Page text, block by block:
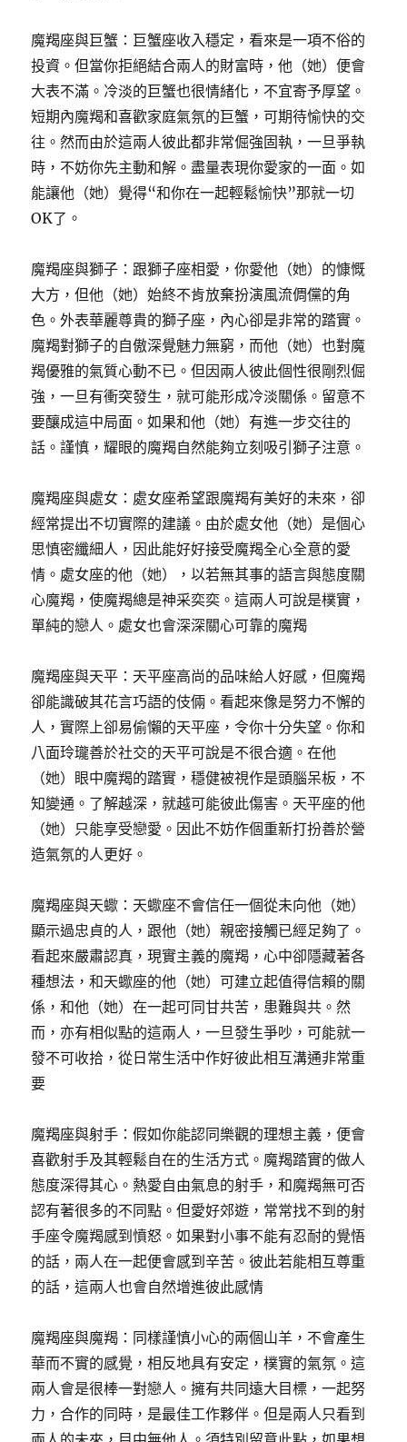
魔羯座與巨蟹：巨蟹座收入穩定，看來是一項不俗的
投資。但當你拒絕結合兩人的財富時，他（她）便會
大表不滿。冷淡的巨蟹也很情緒化，不宜寄予厚望。
短期內魔羯和喜歡家庭氣氛的巨蟹，可期待愉快的交
往。然而由於這兩人彼此都非常倔強固執，一旦爭執
時，不妨你先主動和解。盡量表現你愛家的一面。如
能讓他（她）覺得“和你在一起輕鬆愉快”那就一切
OK了。
魔羯座與獅子：跟獅子座相愛，你愛他（她）的慷慨
大方，但他（她）始終不肯放棄扮演風流倜儻的角
色。外表華麗尊貴的獅子座，內心卻是非常的踏實。
魔羯對獅子的自傲深覺魅力無窮，而他（她）也對魔
羯優雅的氣質心動不已。但因兩人彼此個性很剛烈倔
強，一旦有衝突發生，就可能形成冷淡關係。留意不
要釀成這中局面。如果和他（她）有進一步交往的
話。謹慎，耀眼的魔羯自然能夠立刻吸引獅子注意。
魔羯座與處女：處女座希望跟魔羯有美好的未來，卻
經常提出不切實際的建議。由於處女他（她）是個心
思慎密纖細人，因此能好好接受魔羯全心全意的愛
情。處女座的他（她），以若無其事的語言與態度關
心魔羯，使魔羯總是神采奕奕。這兩人可說是樸實，
單純的戀人。處女也會深深關心可靠的魔羯
魔羯座與天平：天平座高尚的品味給人好感，但魔羯
卻能識破其花言巧語的伎倆。看起來像是努力不懈的
人，實際上卻易偷懶的天平座，令你十分失望。你和
八面玲瓏善於社交的天平可說是不很合適。在他
（她）眼中魔羯的踏實，穩健被視作是頭腦呆板，不
知變通。了解越深，就越可能彼此傷害。天平座的他
（她）只能享受戀愛。因此不妨作個重新打扮善於營
造氣氛的人更好。
魔羯座與天蠍：天蠍座不會信任一個從未向他（她）
顯示過忠貞的人，跟他（她）親密接觸已經足夠了。
看起來嚴肅認真，現實主義的魔羯，心中卻隱藏著各
種想法，和天蠍座的他（她）可建立起值得信賴的關
係，和他（她）在一起可同甘共苦，患難與共。然
而，亦有相似點的這兩人，一旦發生爭吵，可能就一
發不可收拾，從日常生活中作好彼此相互溝通非常重
要
魔羯座與射手：假如你能認同樂觀的理想主義，便會
喜歡射手及其輕鬆自在的生活方式。魔羯踏實的做人
態度深得其心。熱愛自由氣息的射手，和魔羯無可否
認有著很多的不同點。但愛好郊遊，常常找不到的射
手座令魔羯感到憤怒。如果對小事不能有忍耐的覺悟
的話，兩人在一起便會感到辛苦。彼此若能相互尊重
的話，這兩人也會自然增進彼此感情
魔羯座與魔羯：同樣謹慎小心的兩個山羊，不會產生
華而不實的感覺，相反地具有安定，樸實的氣氛。這
兩人會是很棒一對戀人。擁有共同遠大目標，一起努
力，合作的同時，是最佳工作夥伴。但是兩人只看到